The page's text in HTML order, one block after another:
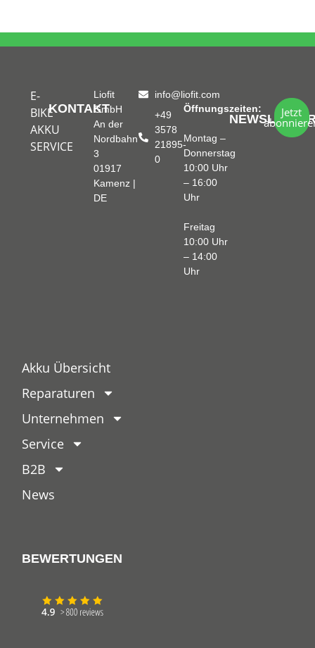
E-
BIKE
AKKU
SERVICE
KONTAKT
Liofit
GmbH
An der
Nordbahn
3
01917
Kamenz |
DE
info@liofit.com
+49
3578
21895-
0
Öffnungszeiten:
Montag –
Donnerstag
10:00 Uhr
– 16:00
Uhr
Freitag
10:00 Uhr
– 14:00
Uhr
Jetzt
Akku Übersicht
Reparaturen
Unternehmen
Service
B2B
News
BEWERTUNGEN